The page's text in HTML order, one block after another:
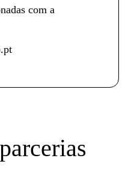
com a